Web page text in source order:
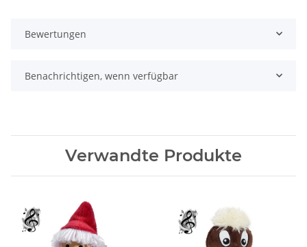
Bewertungen
Benachrichtigen, wenn verfügbar
Verwandte Produkte